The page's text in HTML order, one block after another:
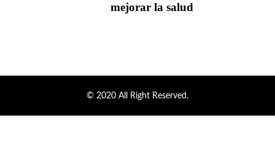
mejorar la salud
© 2020 All Right Reserved.